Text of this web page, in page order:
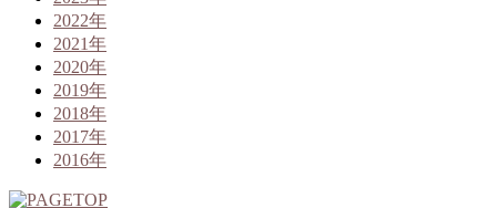
2022年
2021年
2020年
2019年
2018年
2017年
2016年